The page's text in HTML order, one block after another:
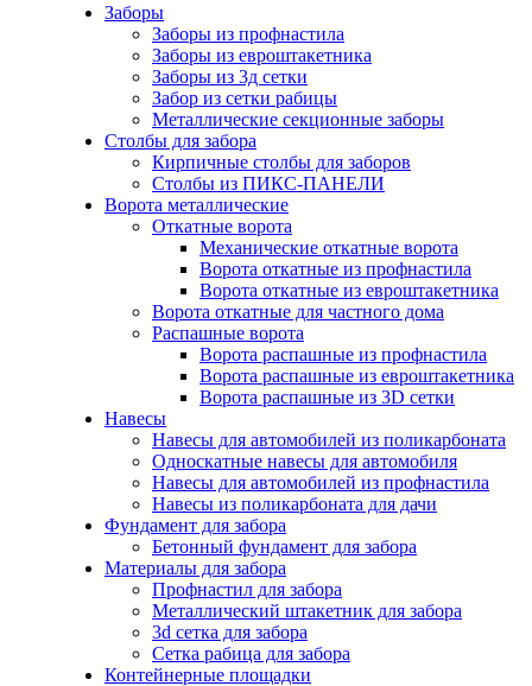
Заборы
Заборы из профнастила
Заборы из евроштакетника
Заборы из 3д сетки
Забор из сетки рабицы
Металлические секционные заборы
Столбы для забора
Кирпичные столбы для заборов
Столбы из ПИКС-ПАНЕЛИ
Ворота металлические
Откатные ворота
Механические откатные ворота
Ворота откатные из профнастила
Ворота откатные из евроштакетника
Ворота откатные для частного дома
Распашные ворота
Ворота распашные из профнастила
Ворота распашные из евроштакетника
Ворота распашные из 3D сетки
Навесы
Навесы для автомобилей из поликарбоната
Односкатные навесы для автомобиля
Навесы для автомобилей из профнастила
Навесы из поликарбоната для дачи
Фундамент для забора
Бетонный фундамент для забора
Материалы для забора
Профнастил для забора
Металлический штакетник для забора
3d сетка для забора
Сетка рабица для забора
Контейнерные площадки